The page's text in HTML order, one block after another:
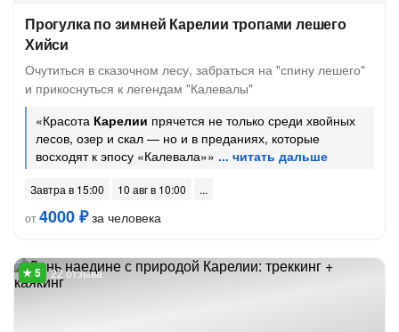
Прогулка по зимней Карелии тропами лешего
Хийси
Очутиться в сказочном лесу, забраться на "спину лешего"
и прикоснуться к легендам "Калевалы"
«Красота Карелии прячется не только среди хвойных
лесов, озер и скал — но и в преданиях, которые
восходят к эпосу «Калевала»»
Завтра в 15:00
10 авг в 10:00
от4000 ₽за человека
22 отзыва